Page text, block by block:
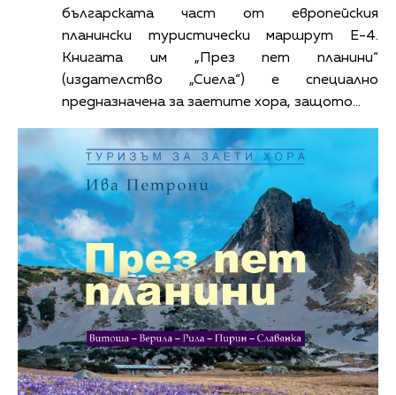
българската част от европейския
планински туристически маршрут Е-4.
Книгата им „През пет планини“
(издателство „Сиела“) е специално
предназначена за заетите хора, защото…